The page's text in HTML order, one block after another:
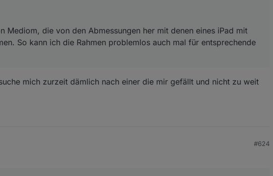
Mediom, die von den Abmessungen her mit denen eines iPad mit
So kann ich die Rahmen problemlos auch mal für entsprechende
mich zurzeit dämlich nach einer die mir gefällt und nicht zu weit
#624